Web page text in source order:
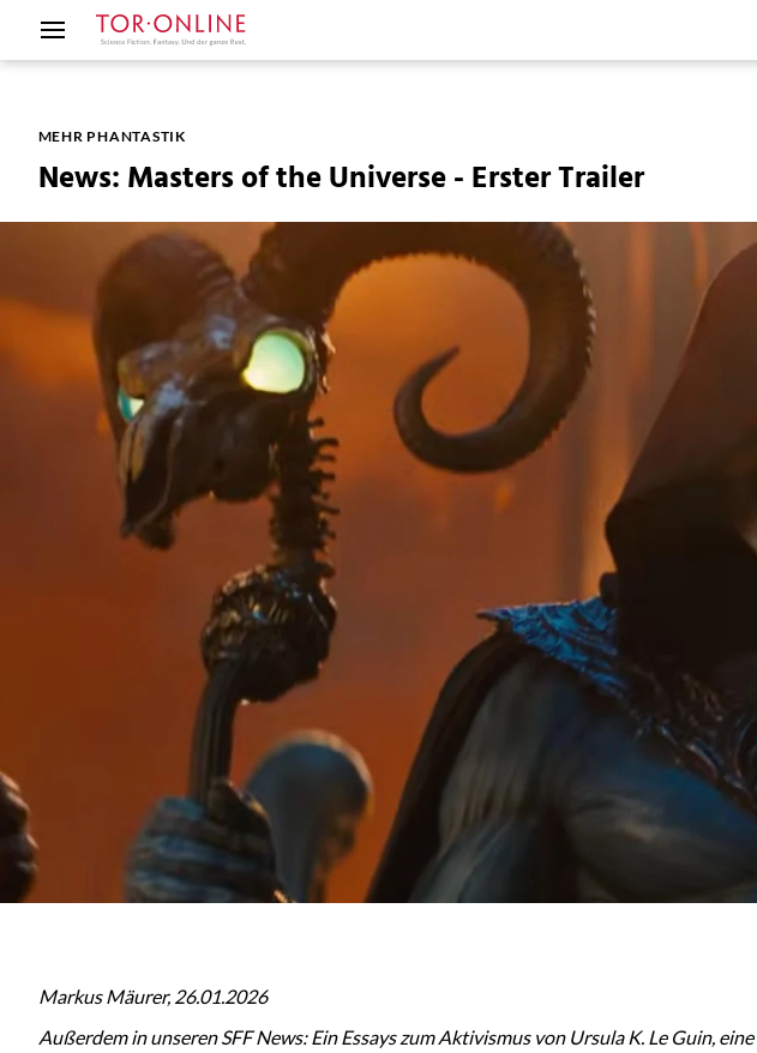
MEHR PHANTASTIK
News: Masters of the Universe - Erster Trailer
Markus Mäurer, 26.01.2026
Außerdem in unseren SFF News: Ein Essays zum Aktivismus von Ursula K. Le Guin,